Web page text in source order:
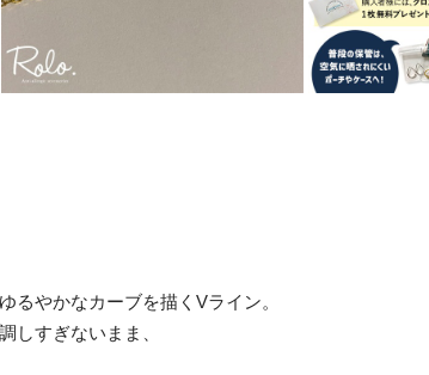
るやかなカーブを描くVライン。
しすぎないまま、